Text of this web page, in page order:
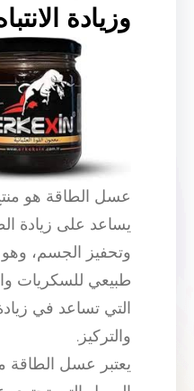
وزيادة
عسل الطاقة هو
يساعد على زيادة
وتحفيز الجسم،
طبيعي للسكريات
التي تساعد في زيادة
والتركيز.
يعتبر عسل الطاقة